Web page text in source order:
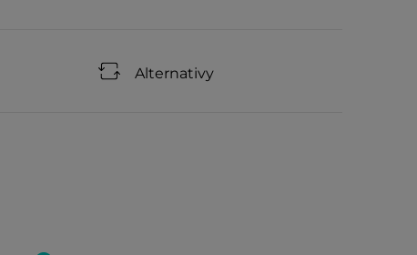
Alternativy